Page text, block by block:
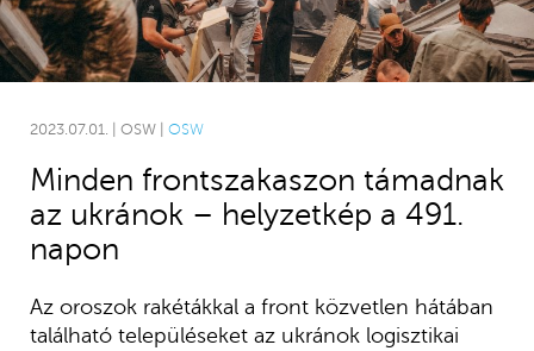
2023.07.01. | OSW | OSW
Minden frontszakaszon támadnak
az ukránok – helyzetkép a 491.
napon
Az oroszok rakétákkal a front közvetlen hátában
található településeket az ukránok logisztikai